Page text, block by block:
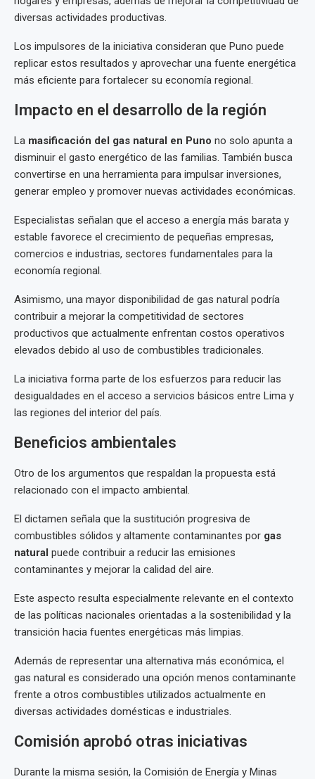
diversas actividades productivas.
Los impulsores de la iniciativa consideran que Puno puede
replicar estos resultados y aprovechar una fuente energética
más eficiente para fortalecer su economía regional.
Impacto en el desarrollo de la región
La masificación del gas natural en Puno no solo apunta a
disminuir el gasto energético de las familias. También busca
convertirse en una herramienta para impulsar inversiones,
generar empleo y promover nuevas actividades económicas.
Especialistas señalan que el acceso a energía más barata y
estable favorece el crecimiento de pequeñas empresas,
comercios e industrias, sectores fundamentales para la
economía regional.
Asimismo, una mayor disponibilidad de gas natural podría
contribuir a mejorar la competitividad de sectores
productivos que actualmente enfrentan costos operativos
elevados debido al uso de combustibles tradicionales.
La iniciativa forma parte de los esfuerzos para reducir las
desigualdades en el acceso a servicios básicos entre Lima y
las regiones del interior del país.
Beneficios ambientales
Otro de los argumentos que respaldan la propuesta está
relacionado con el impacto ambiental.
El dictamen señala que la sustitución progresiva de
combustibles sólidos y altamente contaminantes por gas
natural puede contribuir a reducir las emisiones
contaminantes y mejorar la calidad del aire.
Este aspecto resulta especialmente relevante en el contexto
de las políticas nacionales orientadas a la sostenibilidad y la
transición hacia fuentes energéticas más limpias.
Además de representar una alternativa más económica, el
gas natural es considerado una opción menos contaminante
frente a otros combustibles utilizados actualmente en
diversas actividades domésticas e industriales.
Comisión aprobó otras iniciativas
Durante la misma sesión, la Comisión de Energía y Minas